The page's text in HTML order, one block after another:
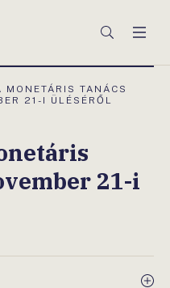
Keresés
MONETÁRIS TANÁCS
21-I ÜLÉSÉRŐL
21-i